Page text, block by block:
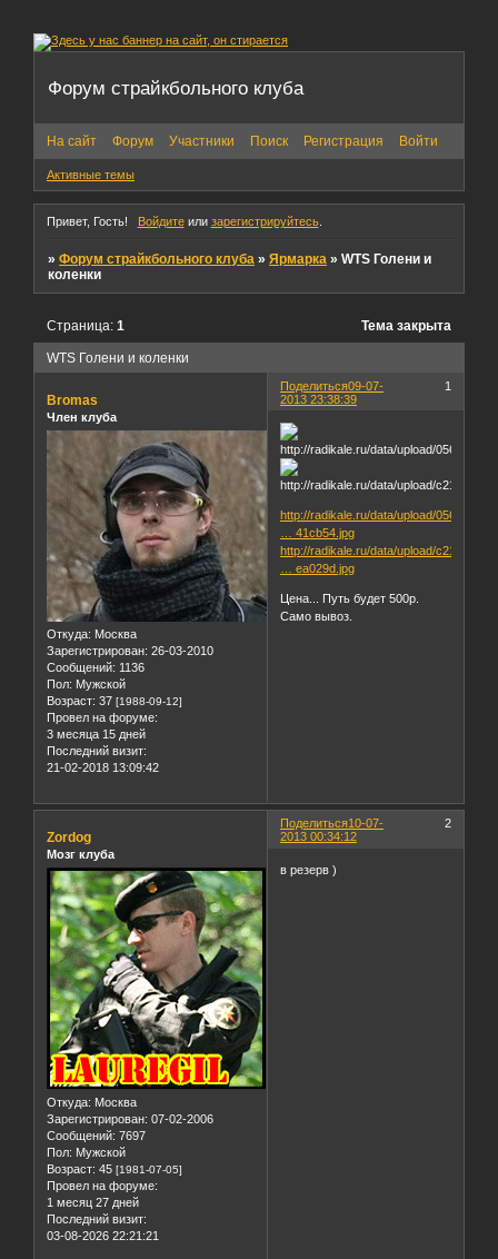
Форум страйкбольного клуба
На сайт Форум Участники Поиск Регистрация Войти
Активные темы
Привет, Гость! Войдитеили зарегистрируйтесь.
»Форум страйкбольного клуба »Ярмарка »WTS Голени и
коленки
WTS Голени и коленки
Страница:1 Тема закрыта
Поделиться 1
09-07-
2013 23:38:39
Bromas
Член клуба
Откуда: Москва
Зарегистрирован: 26-03-2010
Сообщений: 1136
Пол: Мужской
Возраст: 37 [1988-09-12]
Провел на форуме:
3 месяца 15 дней
Последний визит:
21-02-2018 13:09:42
http://radikale.ru/data/upload/05615/4f
… 41cb54.jpg
http://radikale.ru/data/upload/c2184/69
… ea029d.jpg
Цена... Путь будет 500р.
Само вывоз.
Поделиться 2
10-07-
2013 00:34:12
Zordog
Мозг клуба
Откуда: Москва
Зарегистрирован: 07-02-2006
Сообщений: 7697
Пол: Мужской
Возраст: 45 [1981-07-05]
Провел на форуме:
1 месяц 27 дней
Последний визит:
03-08-2026 22:21:21
в резерв )